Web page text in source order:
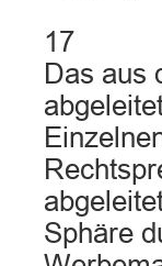
17
Das aus
Sphäre